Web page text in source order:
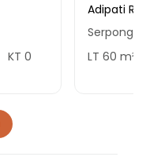
KT 0
Adipati
Serpong
LT 60 m²